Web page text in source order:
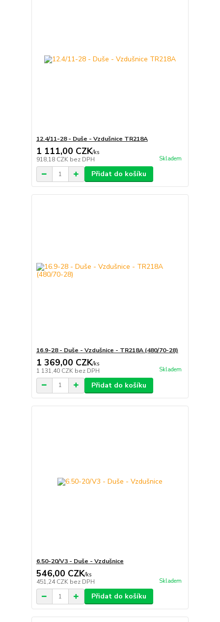
12.4/11-28 - Duše - Vzdušnice TR218A
1 111,00 CZK/ks
918,18 CZK bez DPH Skladem
Přidat do košíku
16.9-28 - Duše - Vzdušnice - TR218A (480/70-28)
1 369,00 CZK/ks
1 131,40 CZK bez DPH Skladem
Přidat do košíku
6.50-20/V3 - Duše - Vzdušnice
546,00 CZK/ks
451,24 CZK bez DPH Skladem
Přidat do košíku